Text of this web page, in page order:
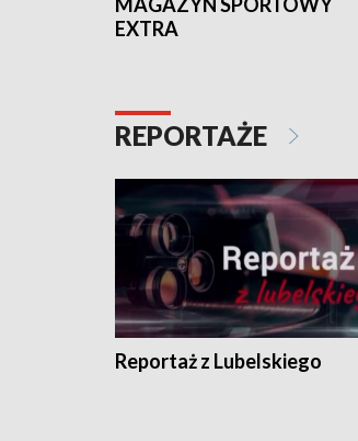
EXTRA
REPORTAŻE
Reportaż z Lubelskiego